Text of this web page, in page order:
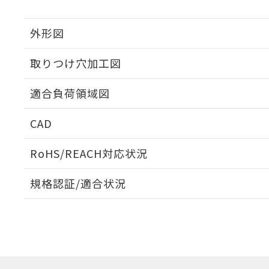
外形図
取りつけ穴加工図
適合負荷領域図
CAD
RoHS/REACH対応状況
EU RoHS 注意事項・凡例
規格認証/適合状況